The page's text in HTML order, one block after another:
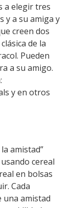
a elegir tres
y a su amiga y
creen dos
de la
Pueden
a su amigo.
y en otros
amistad”
cereal
en bolsas
Cada
una amistad